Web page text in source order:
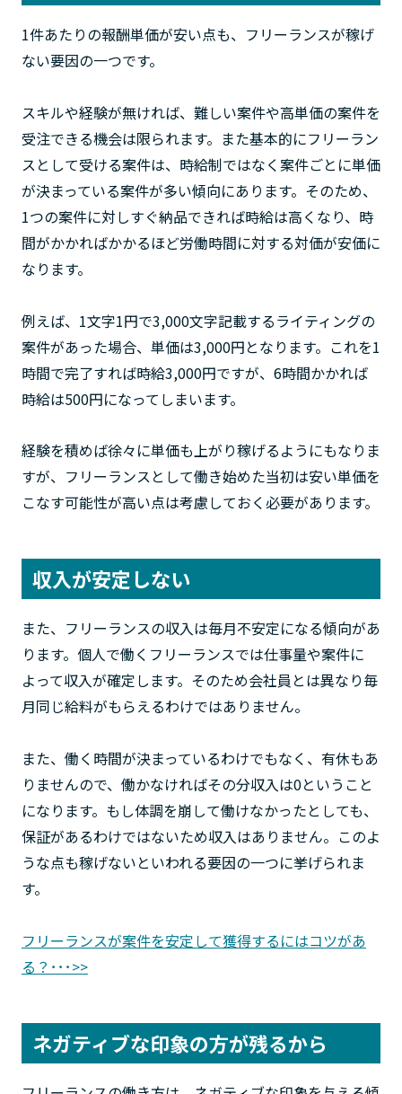
1件あたりの報酬単価が安い点も、フリーランスが稼げ
ない要因の一つです。
スキルや経験が無ければ、難しい案件や高単価の案件を
受注できる機会は限られます。また基本的にフリーラン
スとして受ける案件は、時給制ではなく案件ごとに単価
が決まっている案件が多い傾向にあります。そのため、
1つの案件に対しすぐ納品できれば時給は高くなり、時
間がかかればかかるほど労働時間に対する対価が安価に
なります。
例えば、1文字1円で3,000文字記載するライティングの
案件があった場合、単価は3,000円となります。これを1
時間で完了すれば時給3,000円ですが、6時間かかれば
時給は500円になってしまいます。
経験を積めば徐々に単価も上がり稼げるようにもなりま
すが、フリーランスとして働き始めた当初は安い単価を
こなす可能性が高い点は考慮しておく必要があります。
収入が安定しない
また、フリーランスの収入は毎月不安定になる傾向があ
ります。個人で働くフリーランスでは仕事量や案件に
よって収入が確定します。そのため会社員とは異なり毎
月同じ給料がもらえるわけではありません。
また、働く時間が決まっているわけでもなく、有休もあ
りませんので、働かなければその分収入は0ということ
になります。もし体調を崩して働けなかったとしても、
保証があるわけではないため収入はありません。このよ
うな点も稼げないといわれる要因の一つに挙げられま
す。
フリーランスが案件を安定して獲得するにはコツがあ
る？･･･>>
ネガティブな印象の方が残るから